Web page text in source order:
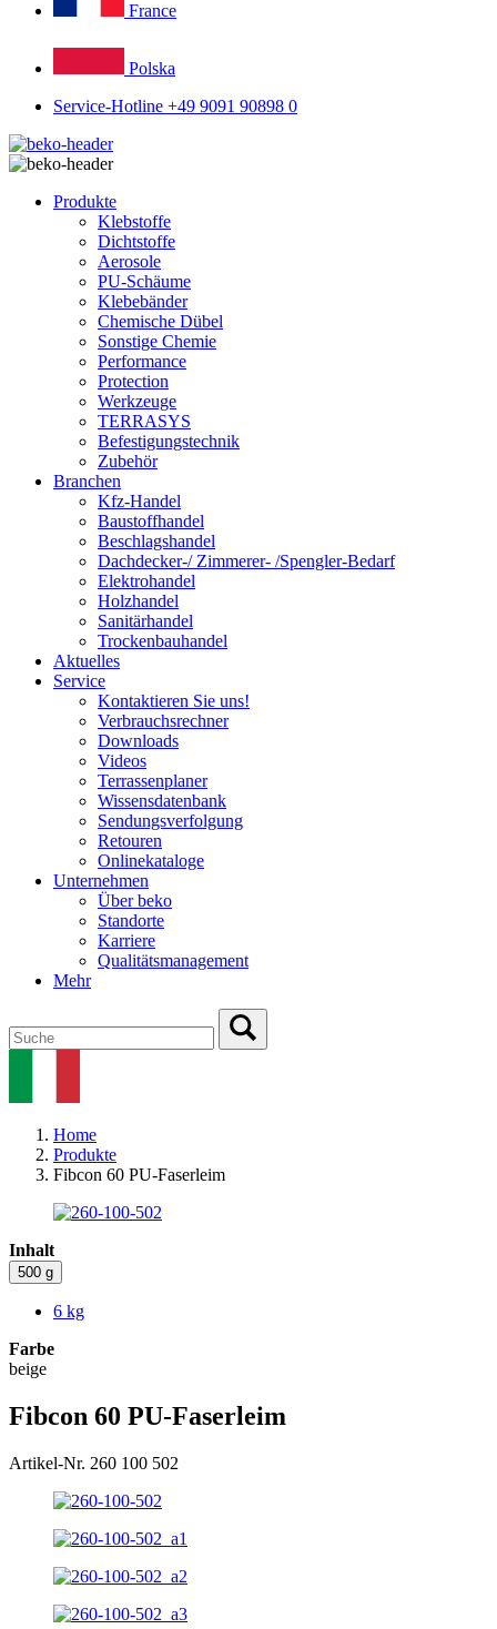
France
Polska
Service-Hotline +49 9091 90898 0
Produkte
Klebstoffe
Dichtstoffe
Aerosole
PU-Schäume
Klebebänder
Chemische Dübel
Sonstige Chemie
Performance
Protection
Werkzeuge
TERRASYS
Befestigungstechnik
Zubehör
Branchen
Kfz-Handel
Baustoffhandel
Beschlagshandel
Dachdecker-/ Zimmerer- /Spengler-Bedarf
Elektrohandel
Holzhandel
Sanitärhandel
Trockenbauhandel
Aktuelles
Service
Kontaktieren Sie uns!
Verbrauchsrechner
Downloads
Videos
Terrassenplaner
Wissensdatenbank
Sendungsverfolgung
Retouren
Onlinekataloge
Unternehmen
Über beko
Standorte
Karriere
Qualitätsmanagement
Mehr
Home
Produkte
Fibcon 60 PU-Faserleim
Inhalt
500 g
6 kg
Farbe
beige
Fibcon 60 PU-Faserleim
Artikel-Nr. 260 100 502